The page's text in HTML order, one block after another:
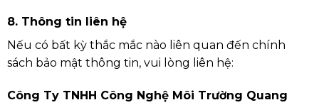
8. Thông tin liên hệ
Nếu có bất kỳ thắc mắc nào liên quan đến chính
sách bảo mật thông tin, vui lòng liên hệ:
Công Ty TNHH Công Nghệ Môi Trường Quang